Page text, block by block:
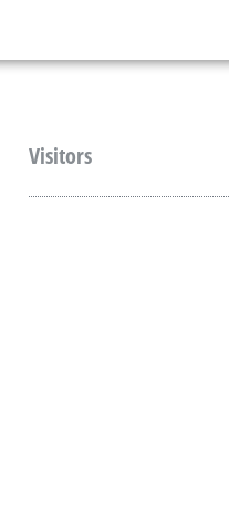
Visitors